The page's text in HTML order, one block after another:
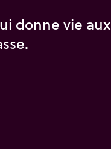
donne vie aux